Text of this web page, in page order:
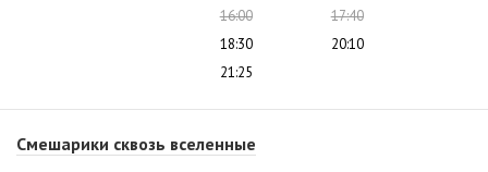
16:00
17:40
18:30
20:10
21:25
Смешарики сквозь вселенные